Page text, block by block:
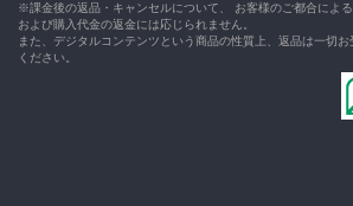
※課金後の返品・キャンセルについて、 お客様のご都合によ
および購入代金の返金には応じられません。
また、デジタルコンテンツという商品の性質上、返品は一切
ください。